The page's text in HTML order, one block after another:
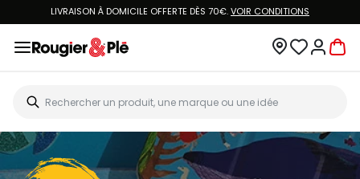
LIVRAISON À DOMICILE OFFERTE DÈS 70€.VOIR CONDITIONS